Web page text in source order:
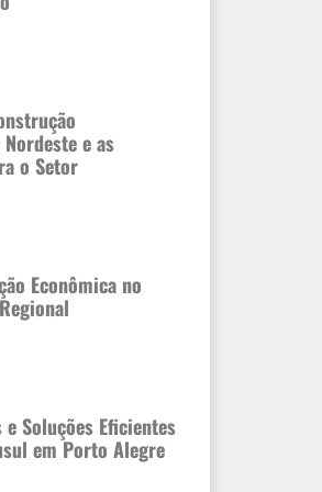
e as
o Setor
Econômica no
e Soluções Eficientes
em Porto Alegre